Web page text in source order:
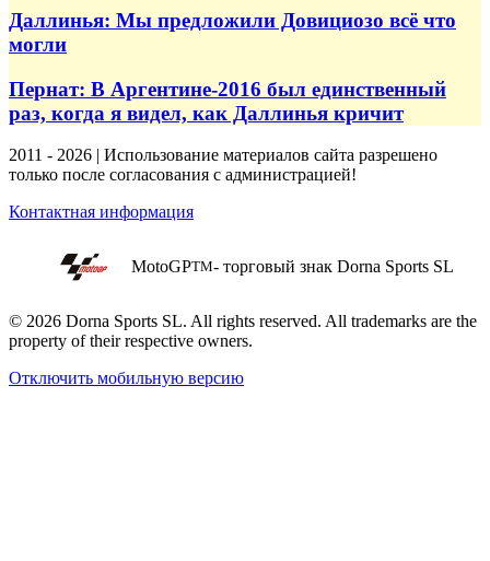
Даллинья: Мы предложили Довициозо всё что
могли
Пернат: В Аргентине-2016 был единственный
раз, когда я видел, как Даллинья кричит
2011 - 2026 | Использование материалов сайта разрешено
только после согласования с администрацией!
Контактная информация
MotoGPTM- торговый знак Dorna Sports SL
© 2026 Dorna Sports SL. All rights reserved. All trademarks are the
property of their respective owners.
Отключить мобильную версию